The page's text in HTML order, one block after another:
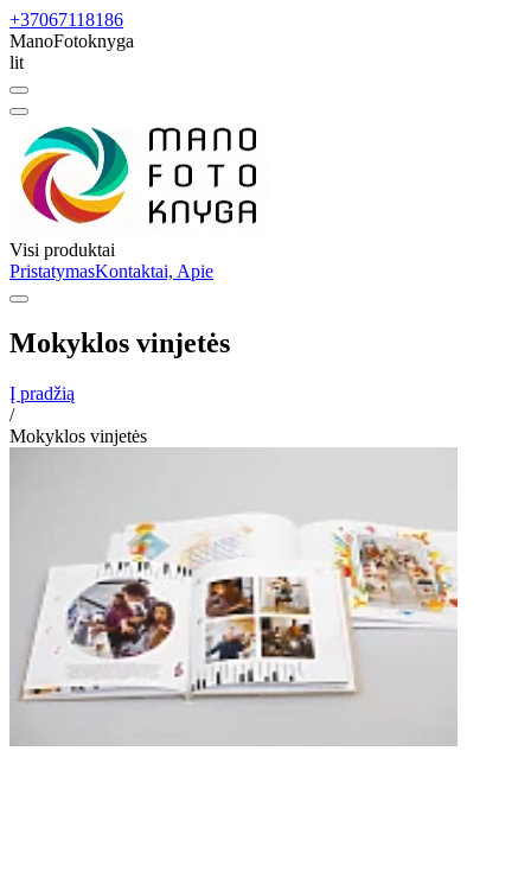
+37067118186
ManoFotoknyga
lit
Visi produktai
PristatymasKontaktai, Apie
Mokyklos vinjetės
Į pradžią
/
Mokyklos vinjetės